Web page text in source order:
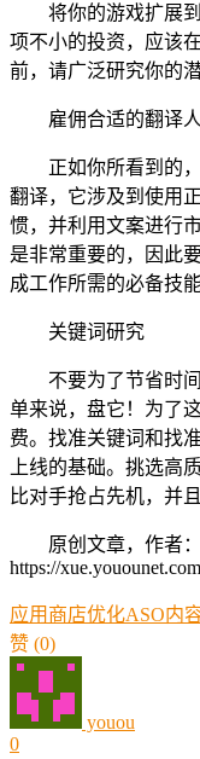
将你的游戏扩展
项不小的投资，应该
前，请广泛研究你的潜
雇佣合适的翻译
正如你所看到的
翻译，它涉及到使用
惯，并利用文案进行
是非常重要的，因此
成工作所需的必备技能
关键词研究
不要为了节省时
单来说，盘它！为了
费。找准关键词和找
上线的基础。挑选高
比对手抢占先机，并
原创文章，作者
https://
应用商店优化ASO内
赞 (0)
youou
0